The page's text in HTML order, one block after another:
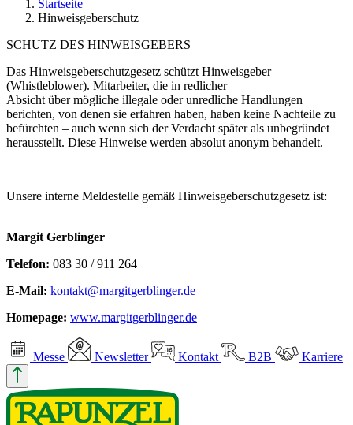
Startseite
Hinweisgeberschutz
SCHUTZ DES HINWEISGEBERS
Das Hinweisgeberschutzgesetz schützt Hinweisgeber
(Whistleblower). Mitarbeiter, die in redlicher
Absicht über mögliche illegale oder unredliche Handlungen
berichten, von denen sie erfahren haben, haben keine Nachteile zu
befürchten – auch wenn sich der Verdacht später als unbegründet
herausstellt. Diese Hinweise werden absolut anonym behandelt.
Unsere interne Meldestelle gemäß Hinweisgeberschutzgesetz ist:
Margit Gerblinger
Telefon: 083 30 / 911 264
E-Mail: kontakt@­margitgerblinger.de
Homepage: www.margitgerblinger.de
Messe Newsletter Kontakt B2B Karriere